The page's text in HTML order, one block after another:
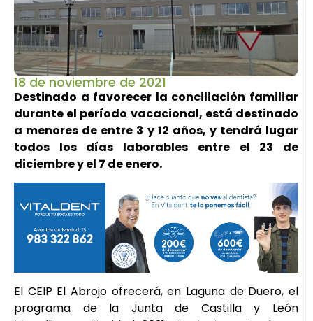
18 de noviembre de 2021
Destinado a favorecer la conciliación familiar
durante el período vacacional, está destinado
a menores de entre 3 y 12 años, y tendrá lugar
todos los días laborables entre el 23 de
diciembre y el 7 de enero.
El CEIP El Abrojo ofrecerá, en Laguna de Duero, el
programa de la Junta de Castilla y León